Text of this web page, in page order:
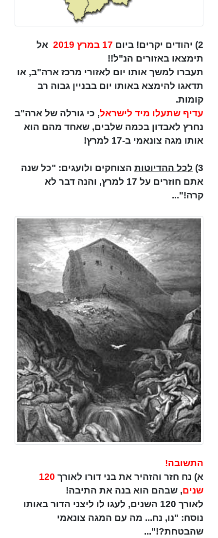
2) יהודים יקרים! ביום 17 במרץ 2019
אל
תימצאו באזורים הנ"ל!!
תעברו למשך אותו יום לאזורי מרכז ארה"ב, או
תדאגו להימצא באותו יום בבניין גבוה רב
קומות.
עדיף שתעלו מיד לישראל, כי גורלה של ארה"ב
נחרץ לאבדון בכמה שלבים, שאחד מהם הוא
אותו מגה צונאמי ב-17 למרץ!
3) לכל ההדיוטות הצוחקים ולועגים: "כל שנה
אתם חוזרים על 17 למרץ, והנה דבר לא
קרה!"...
התשובה!
א) נח חזר והזהיר את בני דורו לאורך 120
שנים, שבהם הוא בנה את התיבה!
לאורך 120 השנים, לעגו לו ליצני הדור באותו
נוסח: "נו, נח... מה עם המגה צונאמי
שהבטחת?!"...